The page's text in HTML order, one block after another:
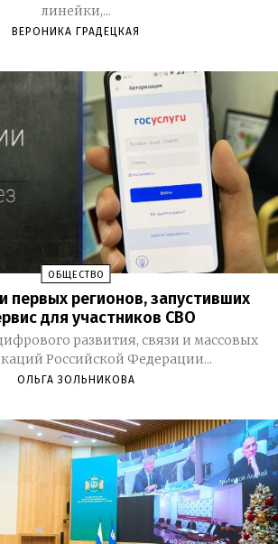
линейки,...
ВЕРОНИКА ГРАДЕЦКАЯ
ОБЩЕСТВО
первых регионов, запустивших
для участников СВО
развития, связи и массовых
Российской Федерации...
ОЛЬГА ЗОЛЬНИКОВА